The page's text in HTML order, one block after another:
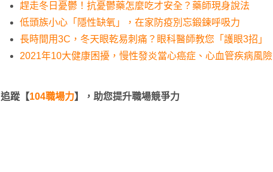
趕走冬日憂鬱！抗憂鬱藥怎麼吃才安全？藥師現身說法
低頭族小心「隱性缺氧」，在家防疫別忘鍛鍊呼吸力
長時間用3C，冬天眼乾易刺痛？眼科醫師教您「護眼3招」
2021年10大健康困擾，慢性發炎當心癌症、心血管疾病風險
追蹤【104職場力】，助您提升職場競爭力